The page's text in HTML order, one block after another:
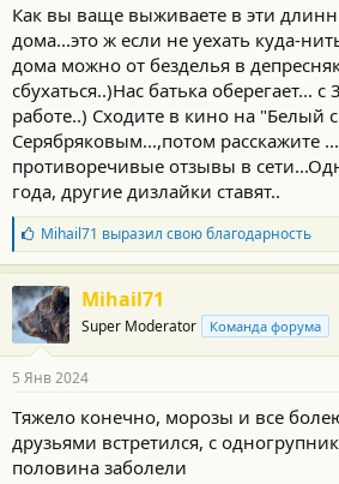
Как вы ваще выживаете в эти
дома...это ж если не уехать куда-
дома можно от безделья в
сбухаться..)Нас батька оберегает... с
работе..) Сходите в кино на "Белый
Серябряковым...,потом расскажите
противоречивые отзывы в
года, другие дизлайки ставят..
Б
л
а
г
о
д
а
н
с
т
и
Mihail71 выразил свою благодарность
Mihail71
Super Moderator Команда форума
5 Янв 2024
Тяжело конечно, морозы и все
друзьями встретился, с
половина заболели